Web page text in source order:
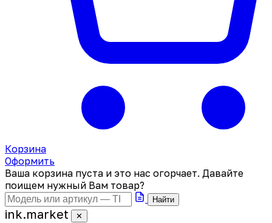
Корзина
Оформить
Ваша корзина пуста и это нас огорчает. Давайте
поищем нужный Вам товар?
Найти
ink.market ✕